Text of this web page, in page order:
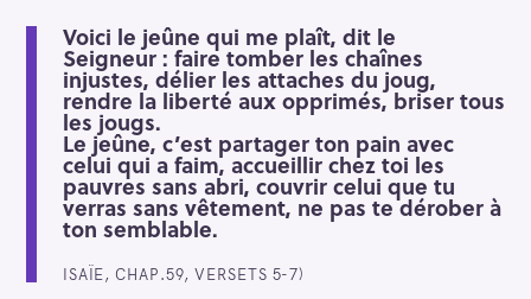
Voici le jeûne qui me plaît, dit le
Seigneur : faire tomber les chaînes
injustes, délier les attaches du joug,
rendre la liberté aux opprimés, briser tous
les jougs.
Le jeûne, c’est partager ton pain avec
celui qui a faim, accueillir chez toi les
pauvres sans abri, couvrir celui que tu
verras sans vêtement, ne pas te dérober à
ton semblable.
ISAÏE, CHAP.59, VERSETS 5-7)